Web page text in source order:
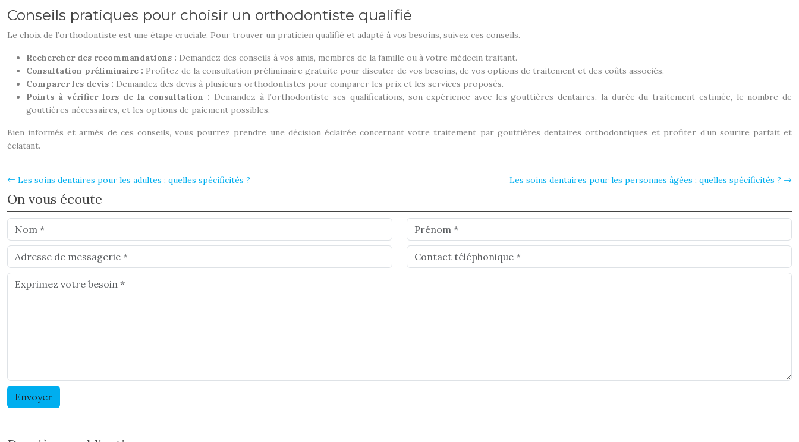
Conseils pratiques pour choisir un orthodontiste qualifié
Le choix de l’orthodontiste est une étape cruciale. Pour trouver un praticien qualifié et adapté à vos besoins, suivez ces conseils.
Rechercher des recommandations : Demandez des conseils à vos amis, membres de la famille ou à votre médecin traitant.
Consultation préliminaire : Profitez de la consultation préliminaire gratuite pour discuter de vos besoins, de vos options de traitement et des coûts associés.
Comparer les devis : Demandez des devis à plusieurs orthodontistes pour comparer les prix et les services proposés.
Points à vérifier lors de la consultation : Demandez à l’orthodontiste ses qualifications, son expérience avec les gouttières dentaires, la durée du traitement estimée, le nombre de
gouttières nécessaires, et les options de paiement possibles.
Bien informés et armés de ces conseils, vous pourrez prendre une décision éclairée concernant votre traitement par gouttières dentaires orthodontiques et profiter d’un sourire parfait et
éclatant.
Les soins dentaires pour les adultes : quelles spécificités ? Les soins dentaires pour les personnes âgées : quelles spécificités ?
On vous écoute